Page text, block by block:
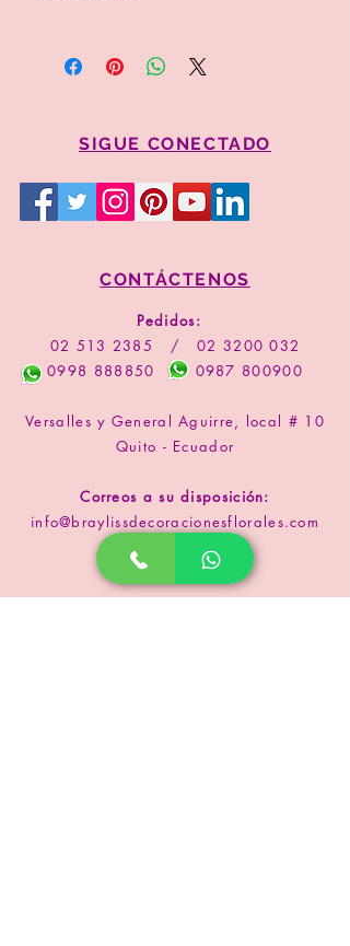
Comprar
SIGUE CONECTADO
CONTÁCTENOS
Pedidos:
02 513 2385
/02 3200 032
0998 888850
0987 800900
Versalles y General Aguirre, local # 10
Quito - Ecuador
Correos a su disposición:
info@braylissdecoracionesflorales.com